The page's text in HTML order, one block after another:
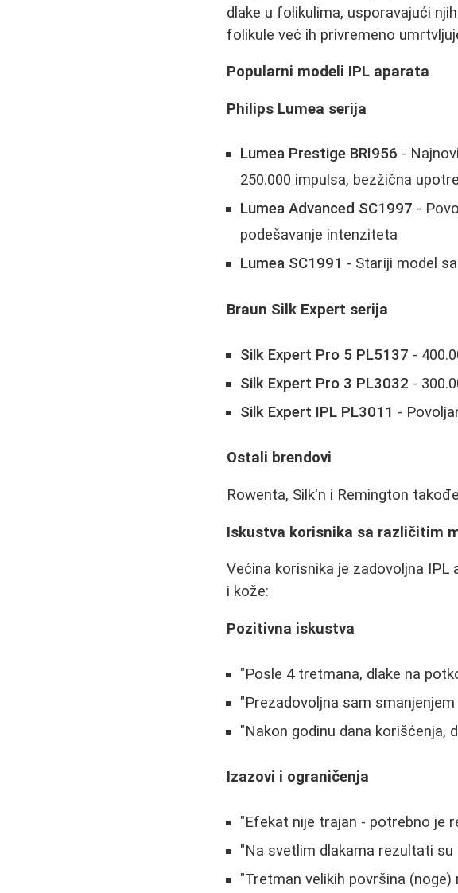
dlake u folikulima, usporavajući
folikule već ih privremeno
Popularni modeli IPL aparata
Philips Lumea serija
Lumea Prestige BRI956 -
250.000 impulsa, bezžična
Lumea Advanced SC1997 -
podešavanje intenziteta
Lumea SC1991 - Stariji model
Braun Silk Expert serija
Silk Expert Pro 5 PL5137 -
Silk Expert Pro 3 PL3032 -
Silk Expert IPL PL3011 -
Ostali brendovi
Rowenta, Silk'n i Remington
Iskustva korisnika sa različitim
Većina korisnika je zadovoljna
i kože:
Pozitivna iskustva
"Posle 4 tretmana, dlake na
"Prezadovoljna sam
"Nakon godinu dana korišćenja,
Izazovi i ograničenja
"Efekat nije trajan - potrebno je
"Na svetlim dlakama rezultati su
"Tretman velikih površina